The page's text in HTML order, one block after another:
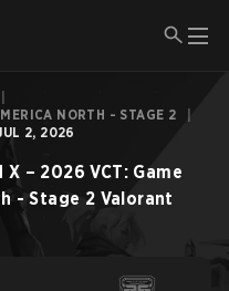
NORTH - STAGE 2
2, 2026
X – 2026 VCT: Game
- Stage 2 Valorant